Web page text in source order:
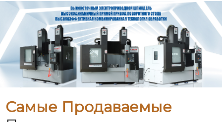
Самые Продаваемые